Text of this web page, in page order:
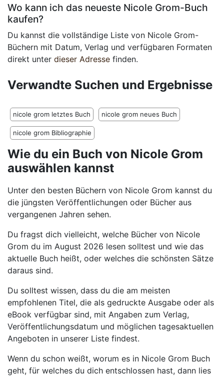
Wo kann ich das neueste Nicole Grom-Buch
kaufen?
Du kannst die vollständige Liste von Nicole Grom-
Büchern mit Datum, Verlag und verfügbaren Formaten
direkt unter dieser Adresse finden.
Verwandte Suchen und Ergebnisse
nicole grom letztes Buch nicole grom neues Buch
nicole grom Bibliographie
Wie du ein Buch von Nicole Grom
auswählen kannst
Unter den besten Büchern von Nicole Grom kannst du
die jüngsten Veröffentlichungen oder Bücher aus
vergangenen Jahren sehen.
Du fragst dich vielleicht, welche Bücher von Nicole
Grom du im August 2026 lesen solltest und wie das
aktuelle Buch heißt, oder welches die schönsten Sätze
daraus sind.
Du solltest wissen, dass du die am meisten
empfohlenen Titel, die als gedruckte Ausgabe oder als
eBook verfügbar sind, mit Angaben zum Verlag,
Veröffentlichungsdatum und möglichen tagesaktuellen
Angeboten in unserer Liste findest.
Wenn du schon weißt, worum es in Nicole Grom Buch
geht, für welches du dich entschlossen hast, dann lies